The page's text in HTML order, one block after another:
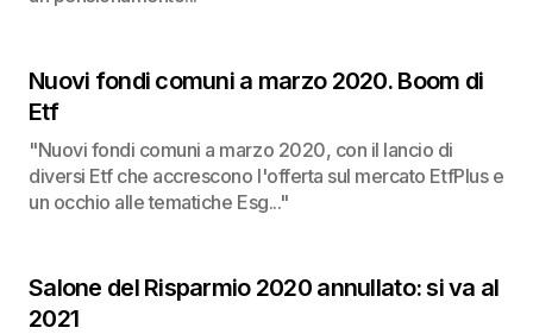
Nuovi fondi comuni a marzo 2020. Boom di
Etf
"Nuovi fondi comuni a marzo 2020, con il lancio di
diversi Etf che accrescono l'offerta sul mercato EtfPlus e
un occhio alle tematiche Esg..."
Salone del Risparmio 2020 annullato: si va al
2021